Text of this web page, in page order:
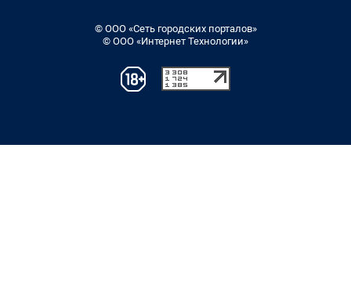
© ООО «Сеть городских порталов»
© ООО «Интернет Технологии»